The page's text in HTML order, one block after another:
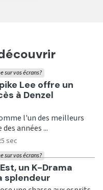
Lee offre un
à Denzel
sur vos écrans?
l'un des meilleurs
années ...
sec
un K-Drama
splendeur
sur vos écrans?